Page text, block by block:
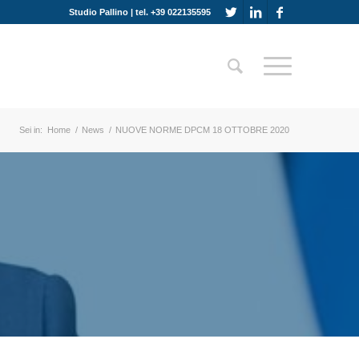
Studio Pallino | tel. +39 022135595
Sei in: Home / News / NUOVE NORME DPCM 18 OTTOBRE 2020